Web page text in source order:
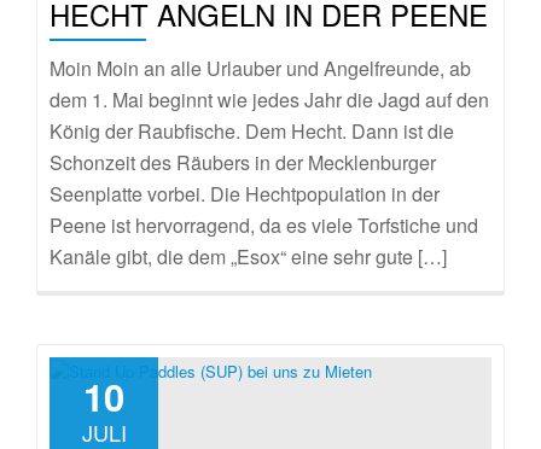
HECHT ANGELN IN DER PEENE
Moin Moin an alle Urlauber und Angelfreunde, ab
dem 1. Mai beginnt wie jedes Jahr die Jagd auf den
König der Raubfische. Dem Hecht. Dann ist die
Schonzeit des Räubers in der Mecklenburger
Seenplatte vorbei. Die Hechtpopulation in der
Peene ist hervorragend, da es viele Torfstiche und
Kanäle gibt, die dem „Esox“ eine sehr gute […]
10
JULI